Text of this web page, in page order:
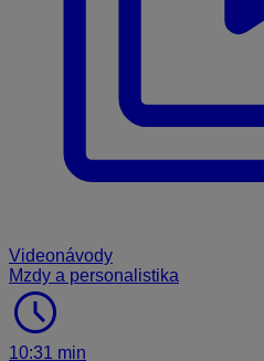
Videonávody
Mzdy a personalistika
schedule
10:31 min